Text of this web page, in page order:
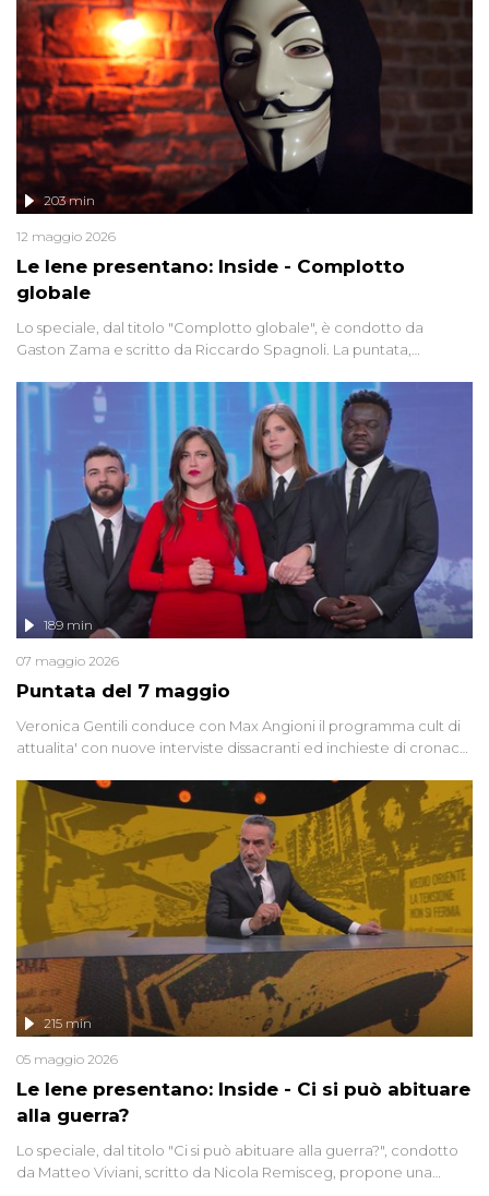
Le Iene presentano: Inside - Complotto
globale
203 min
12 maggio 2026
Lo speciale, dal titolo "Complotto globale", è condotto da
Gaston Zama e scritto da Riccardo Spagnoli. La puntata,
racconta l'universo delle narrazioni alternative, dei sospetti
globali e del complottismo che negli ultimi anni hanno invaso
social network, talk show, piazze digitali e immaginario collettivo.
Puntata del 7 maggio
189 min
07 maggio 2026
Veronica Gentili conduce con Max Angioni il programma cult di
attualita' con nuove interviste dissacranti ed inchieste di cronaca
Le Iene presentano: Inside - Ci si può abituare
alla guerra?
215 min
05 maggio 2026
Lo speciale, dal titolo "Ci si può abituare alla guerra?", condotto
da Matteo Viviani, scritto da Nicola Remisceg, propone una